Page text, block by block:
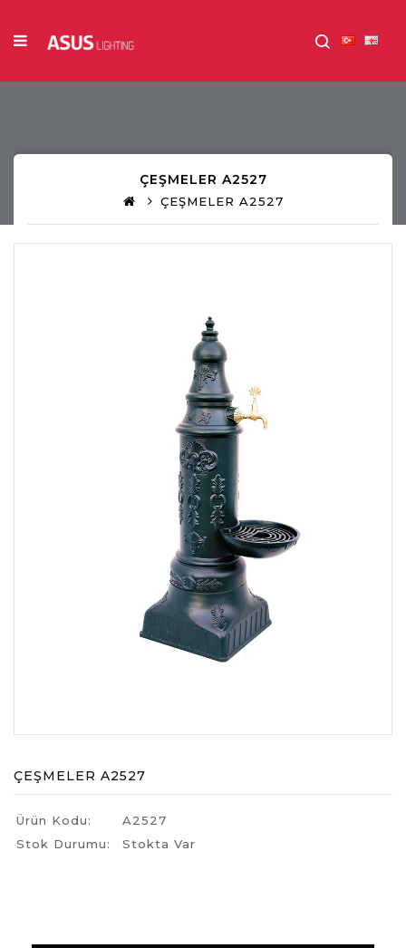
ÇEŞMELER A2527
ÇEŞMELER A2527
ÇEŞMELER A2527
Ürün Kodu:
A2527
Stok Durumu:
Stokta Var